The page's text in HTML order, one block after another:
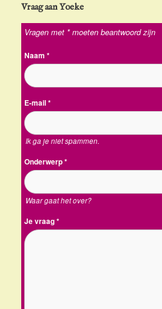
Vraag aan Yoeke
Vragen met * moeten beantwoord zijn
Naam *
E-mail*
Ik ga je niet spammen.
Onderwerp*
Waar gaat het over?
Je vraag*